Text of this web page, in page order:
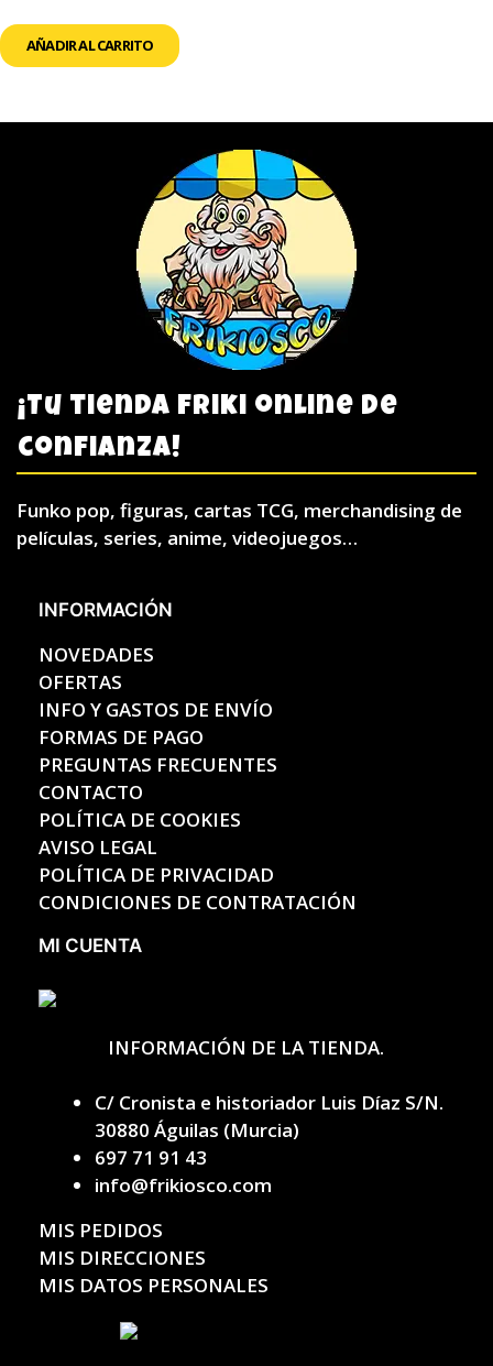
AÑADIR AL CARRITO
¡Tu tienda friki online de
confianza!
Funko pop, figuras, cartas TCG, merchandising de
películas, series, anime, videojuegos…
INFORMACIÓN
NOVEDADES
OFERTAS
INFO Y GASTOS DE ENVÍO
FORMAS DE PAGO
PREGUNTAS FRECUENTES
CONTACTO
POLÍTICA DE COOKIES
AVISO LEGAL
POLÍTICA DE PRIVACIDAD
CONDICIONES DE CONTRATACIÓN
MI CUENTA
INFORMACIÓN DE LA TIENDA.
C/ Cronista e historiador Luis Díaz S/N.
30880 Águilas (Murcia)
697 71 91 43
info@frikiosco.com
MIS PEDIDOS
MIS DIRECCIONES
MIS DATOS PERSONALES